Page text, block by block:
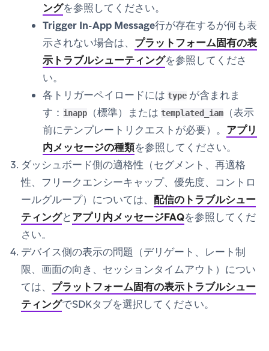
ングを参照してください。
Trigger In-App Message行が存在するが何も表
示されない場合は、 プラットフォーム固有の表
示トラブルシューティングを参照してくださ
い。
各トリガーペイロードには type が含まれま
す： inapp （標準）または templated_iam
（表示
前にテンプレートリクエストが必要）。 アプリ
内メッセージの種類を参照してください。
ダッシュボード側の適格性（セグメント、再適格
性、フリークエンシーキャップ、優先度、コントロ
ールグループ）については、 配信のトラブルシュー
ティングとアプリ内メッセージFAQを参照してくだ
さい。
デバイス側の表示の問題（デリゲート、レート制
限、画面の向き、セッションタイムアウト）につい
ては、 プラットフォーム固有の表示トラブルシュー
ティングでSDKタブを選択してください。